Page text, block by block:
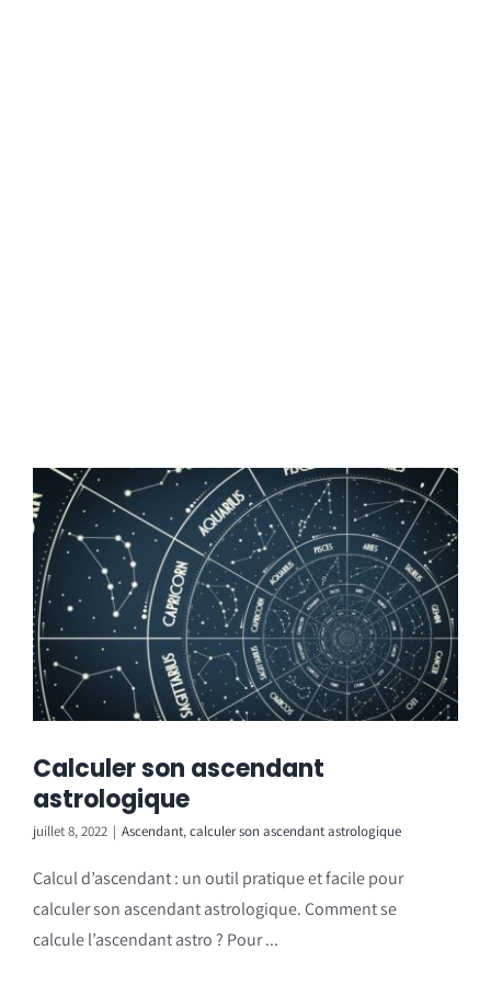
Calculer son ascendant
astrologique
juillet 8, 2022 | Ascendant,calculer son ascendant astrologique
Calcul d’ascendant : un outil pratique et facile pour
calculer son ascendant astrologique. Comment se
calcule l’ascendant astro ? Pour ...